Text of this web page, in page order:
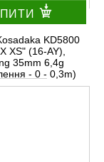
KD5800
XS" (16-AY),
35mm 6,4g
- 0 - 0,3m)